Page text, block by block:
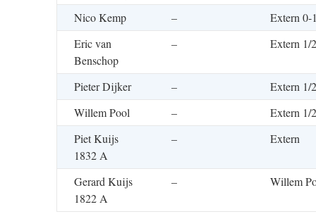
Nico Kemp
–
Extern 0-
Eric van
Benschop
– Extern 1/
Pieter Dijker –
Extern 1/
Willem Pool
–
Extern 1/
Piet Kuijs
1832 A
– Extern
Gerard Kuijs
1822 A
– Willem